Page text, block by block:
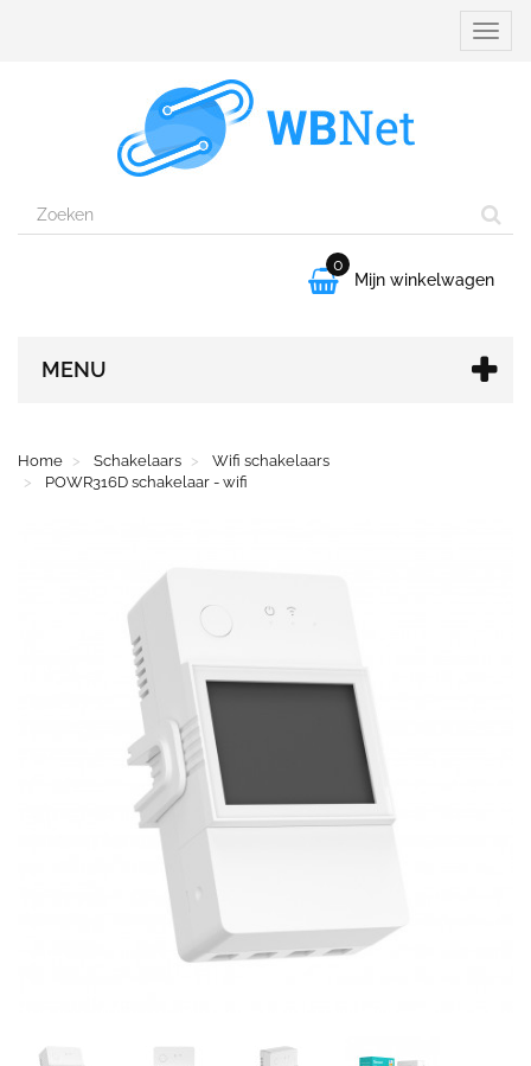

0
Mijn winkelwagen
MENU
Home Schakelaars
Wifi schakelaars
POWR316D schakelaar - wifi